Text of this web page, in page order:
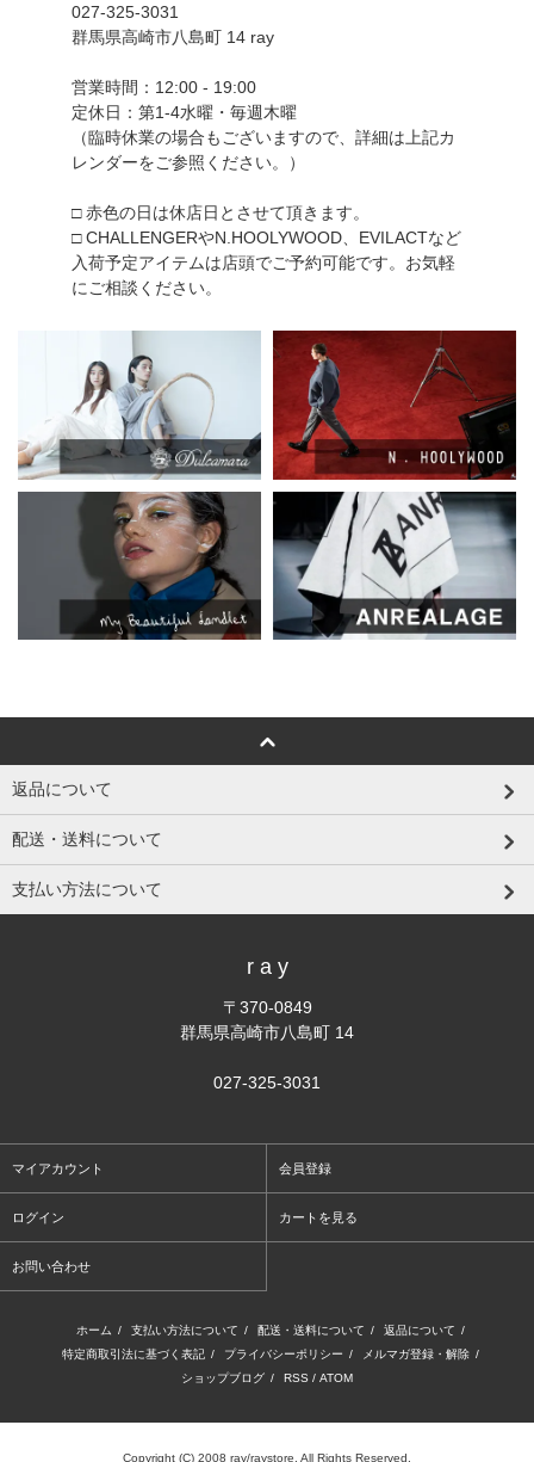
027-325-3031
群馬県高崎市八島町 14 ray
営業時間：12:00 - 19:00
定休日：第1-4水曜・毎週木曜
（臨時休業の場合もございますので、詳細は上記カ
レンダーをご参照ください。）
□ 赤色の日は休店日とさせて頂きます。
□ CHALLENGERやN.HOOLYWOOD、EVILACTなど
入荷予定アイテムは店頭でご予約可能です。お気軽
にご相談ください。
返品について
配送・送料について
支払い方法について
r a y
〒370-0849
群馬県高崎市八島町 14
027-325-3031
マイアカウント 会員登録
ログイン カートを見る
お問い合わせ
ホーム / 支払い方法について / 配送・送料について / 返品について /
特定商取引法に基づく表記 / プライバシーポリシー / メルマガ登録・解除 /
ショップブログ / RSS / ATOM
Copyright (C) 2008 ray/raystore. All Rights Reserved.